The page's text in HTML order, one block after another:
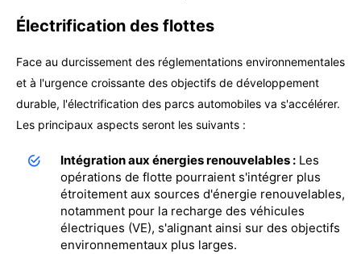
Électrification des flottes
Face au durcissement des réglementations environnementales
et à l'urgence croissante des objectifs de développement
durable, l'électrification des parcs automobiles va s'accélérer.
Les principaux aspects seront les suivants :
Intégration aux énergies renouvelables : Les
opérations de flotte pourraient s'intégrer plus
étroitement aux sources d'énergie renouvelables,
notamment pour la recharge des véhicules
électriques (VE), s'alignant ainsi sur des objectifs
environnementaux plus larges.